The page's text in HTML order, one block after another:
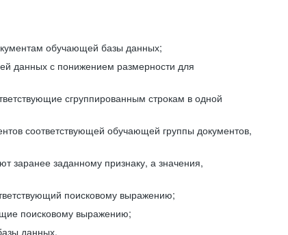
обучающей базы данных;
данных с понижением размерности для
сгруппированным строкам в одной
соответствующей обучающей группы документов,
заранее заданному признаку, а значения,
поисковому выражению;
поисковому выражению;
данных.